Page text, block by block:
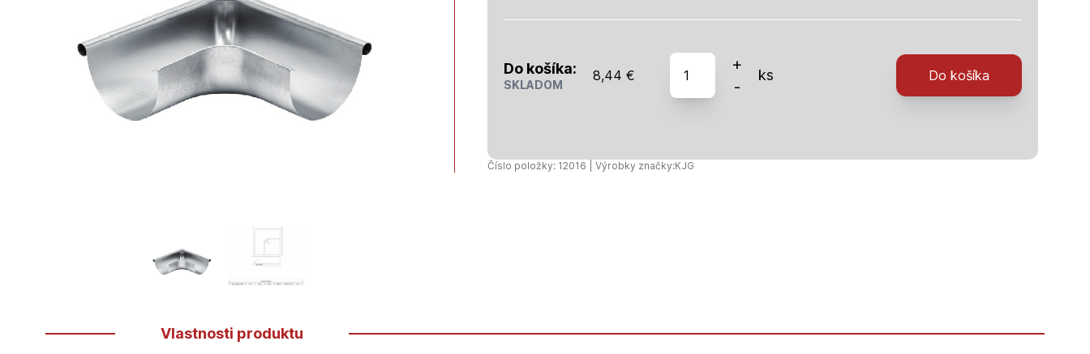
Do košíka:
SKLADOM
8,44 €
množstvo
Roh
+
-
ks Do košíka
Číslo položky: 12016 | Výrobky značky:KJG
Vlastnosti produktu